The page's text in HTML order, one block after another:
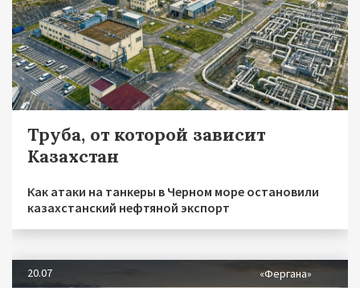
Труба, от которой зависит
Казахстан
Как атаки на танкеры в Черном море остановили
казахстанский нефтяной экспорт
20.07 «Фергана»